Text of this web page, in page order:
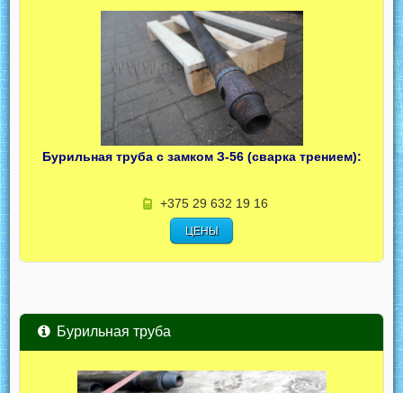
Бурильная труба с замком З-56 (сварка трением):
+375 29 632 19 16
ЦЕНЫ
Бурильная труба